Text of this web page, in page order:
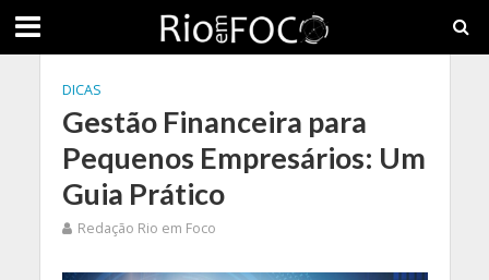
DICAS
Gestão Financeira para
Pequenos Empresários: Um
Guia Prático
Redação Rio em Foco